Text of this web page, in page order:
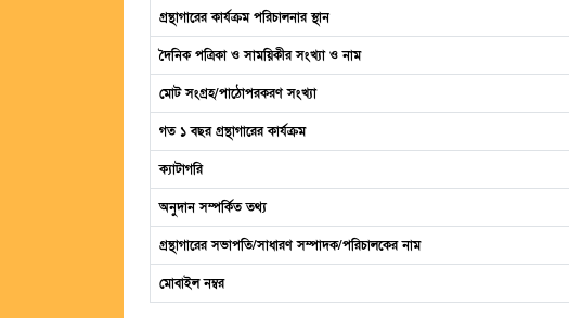
গ্রন্থাগারের কার্যক্রম পরিচালনার স্থান
দৈনিক পত্রিকা ও সাময়িকীর সংখ্যা ও নাম
মোট সংগ্রহ/পাঠোপরকরণ সংখ্যা
গত ১ বছর গ্রন্থাগারের কার্যক্রম
ক্যাটাগরি
অনুদান সম্পর্কিত তথ্য
গ্রন্থাগারের সভাপতি/সাধারণ সম্পাদক/পরিচালকের নাম
মোবাইল নম্বর